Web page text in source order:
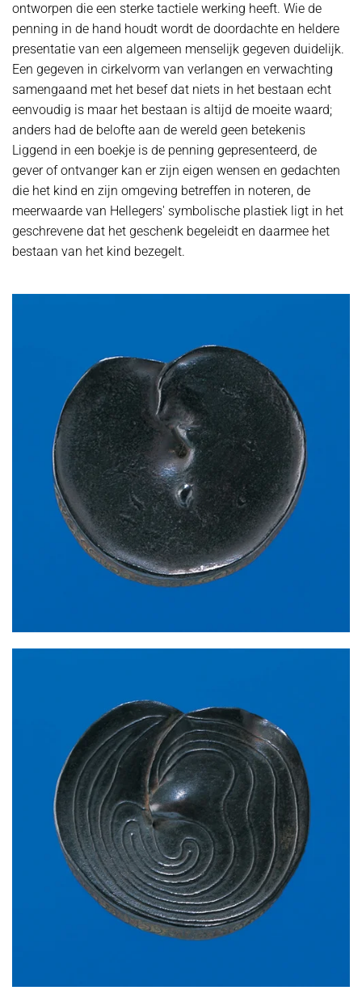
ontworpen die een sterke tactiele werking heeft. Wie de
penning in de hand houdt wordt de doordachte en heldere
presentatie van een algemeen menselijk gegeven duidelijk.
Een gegeven in cirkelvorm van verlangen en verwachting
samengaand met het besef dat niets in het bestaan echt
eenvoudig is maar het bestaan is altijd de moeite waard;
anders had de belofte aan de wereld geen betekenis
Liggend in een boekje is de penning gepresenteerd, de
gever of ontvanger kan er zijn eigen wensen en gedachten
die het kind en zijn omgeving betreffen in noteren, de
meerwaarde van Hellegers' symbolische plastiek ligt in het
geschrevene dat het geschenk begeleidt en daarmee het
bestaan van het kind bezegelt.